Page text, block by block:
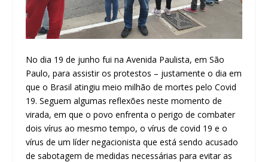
No dia 19 de junho fui na Avenida Paulista, em São
Paulo, para assistir os protestos – justamente o dia em
que o Brasil atingiu meio milhão de mortes pelo Covid
19. Seguem algumas reflexões neste momento de
virada, em que o povo enfrenta o perigo de combater
dois vírus ao mesmo tempo, o vírus de covid 19 e o
vírus de um líder negacionista que está sendo acusado
de sabotagem de medidas necessárias para evitar as